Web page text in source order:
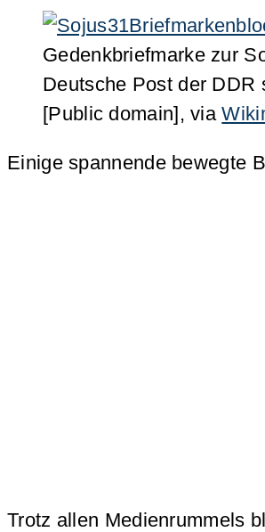
Gedenkbriefmarke zur
Deutsche Post der DDR
[Public domain], via
Einige spannende bewegte
Trotz allen Medienrummels